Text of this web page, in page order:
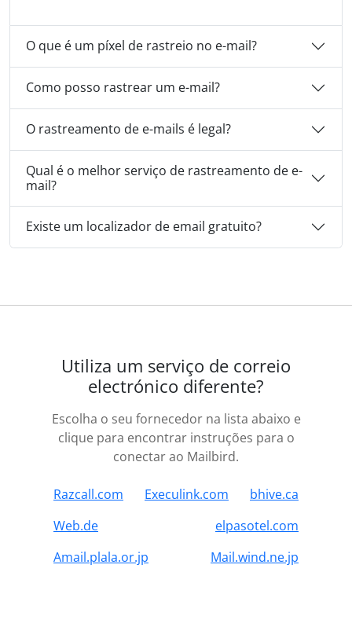
O que é um píxel de rastreio no e-mail?
Como posso rastrear um e-mail?
O rastreamento de e-mails é legal?
Qual é o melhor serviço de rastreamento de e-
mail?
Existe um localizador de email gratuito?
Utiliza um serviço de correio
electrónico diferente?
Escolha o seu fornecedor na lista abaixo e
clique para encontrar instruções para o
conectar ao Mailbird.
Razcall.com Execulink.com
bhive.ca
Web.de
elpasotel.com
Amail.plala.or.jp
Mail.wind.ne.jp